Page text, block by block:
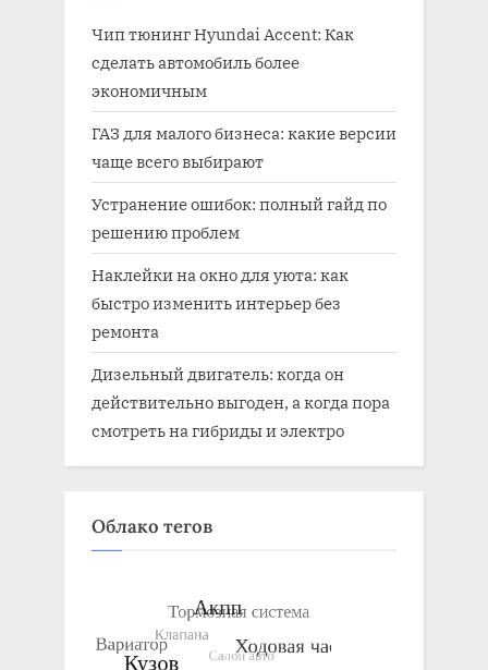
Чип тюнинг Hyundai Accent: Как
сделать автомобиль более
экономичным
ГАЗ для малого бизнеса: какие версии
чаще всего выбирают
Устранение ошибок: полный гайд по
решению проблем
Наклейки на окно для уюта: как
быстро изменить интерьер без
ремонта
Дизельный двигатель: когда он
действительно выгоден, а когда пора
смотреть на гибриды и электро
Облако тегов